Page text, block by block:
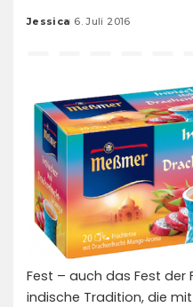
Posted
Jessica 6. Juli 2016
Fest – auch das Fest der
indische Tradition, die